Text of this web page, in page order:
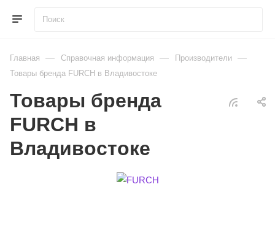
Главная — Справочная информация — Производители —
Товары бренда FURCH в Владивостоке
Товары бренда
FURCH в
Владивостоке